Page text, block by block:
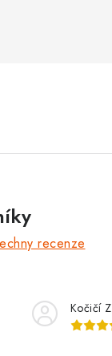
recenze
Kočičí